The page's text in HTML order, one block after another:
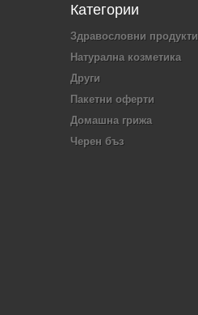
Категории
Здравословни продукти
Натурална козметика
Други
Пакетни оферти
Домашна грижа
Черен бъз